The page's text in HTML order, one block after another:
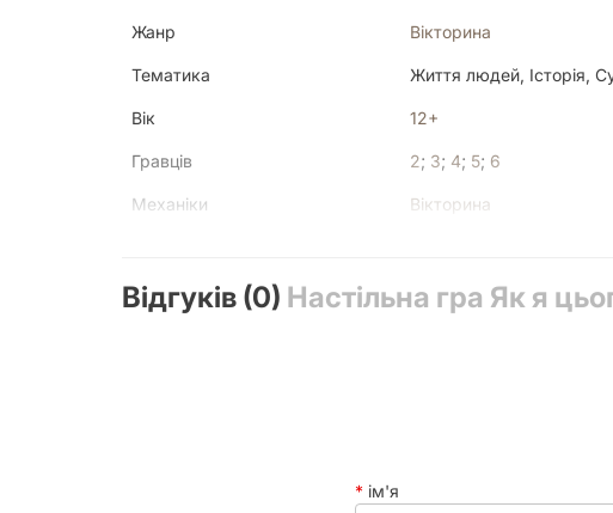
Жанр Вікторина
Тематика Життя людей, Історія,
Вік 12+
Гравців 2; 3; 4; 5; 6
Механіки Вікторина
Текст у грі Багато
Відгуків (0) Настільна гра Як я
ім'я